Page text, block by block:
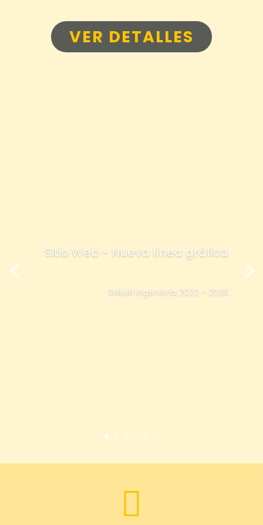
VER DETALLES
Sitio Web - Nueva línea gráfica
SHIMIN Ingeniería 2022 – 2026
